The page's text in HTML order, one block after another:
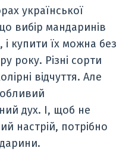
української
вибір мандаринів
і купити їх можна без
року. Різні сорти
відчуття. Але
дух. І, щоб не
настрій, потрібно